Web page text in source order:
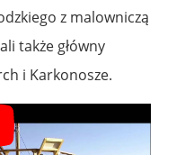
z malowniczą
także główny
i Karkonosze.